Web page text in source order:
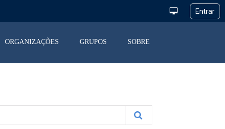
ORGANIZAÇÕES GRUPOS SOBRE